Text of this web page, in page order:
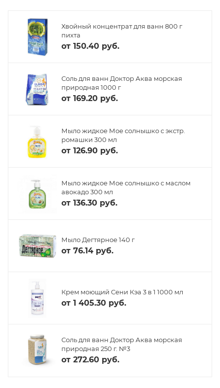
Хвойный концентрат для ванн 800 г
пихта
от 150.40 руб.
Соль для ванн Доктор Аква морская
природная 1000 г
от 169.20 руб.
Мыло жидкое Мое солнышко с экстр.
ромашки 300 мл
от 126.90 руб.
Мыло жидкое Мое солнышко с маслом
авокадо 300 мл
от 136.30 руб.
Мыло Дегтярное 140 г
от 76.14 руб.
Крем моющий Сени Кэа 3 в 1 1000 мл
от 1 405.30 руб.
Соль для ванн Доктор Аква морская
природная 250 г. №3
от 272.60 руб.